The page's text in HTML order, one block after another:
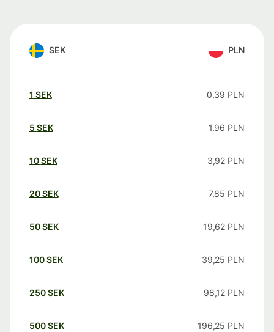
SEK PLN
1 SEK 0,39 PLN
5 SEK 1,96 PLN
10SEK 3,92 PLN
20SEK 7,85 PLN
50SEK 19,62 PLN
100SEK 39,25 PLN
250SEK 98,12 PLN
500SEK 196,25 PLN